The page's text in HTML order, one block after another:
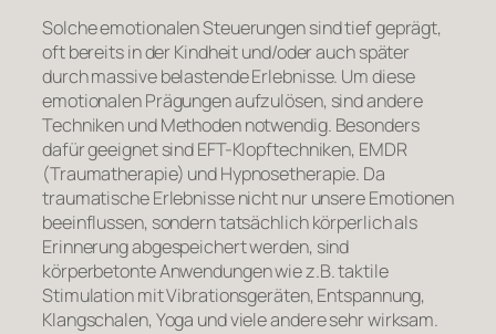
Solche emotionalen Steuerungen sind tief geprägt,
oft bereits in der Kindheit und/oder auch später
durch massive belastende Erlebnisse. Um diese
emotionalen Prägungen aufzulösen, sind andere
Techniken und Methoden notwendig. Besonders
dafür geeignet sind EFT-Klopftechniken, EMDR
(Traumatherapie) und Hypnosetherapie. Da
traumatische Erlebnisse nicht nur unsere Emotionen
beeinflussen, sondern tatsächlich körperlich als
Erinnerung abgespeichert werden, sind
körperbetonte Anwendungen wie z.B. taktile
Stimulation mit Vibrationsgeräten, Entspannung,
Klangschalen, Yoga und viele andere sehr wirksam.